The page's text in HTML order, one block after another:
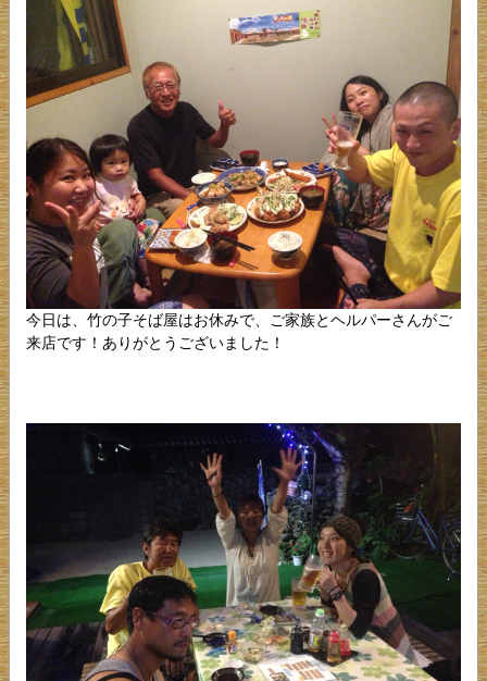
今日は、竹の子そば屋はお休みで、ご家族とヘルパーさんがご
来店です！ありがとうございました！